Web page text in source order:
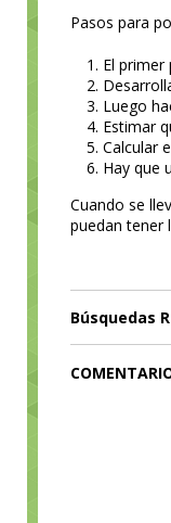
Pasos para
El
Luego
Estimar
Calcular
Hay que
Cuando se
puedan tener
Búsquedas